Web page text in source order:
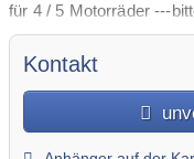
für 4 / 5 Motorräder ---
50.-€ Tag während der
Wochenpreis 270.-€
Kaution Bar 100€ (D)
Gurte zur miete
Kontakt